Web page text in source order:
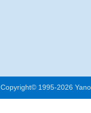
Copyright© 1995-2026